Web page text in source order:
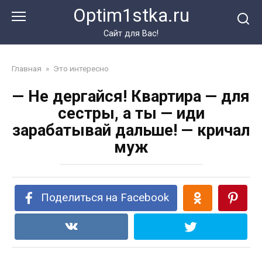
Optim1stka.ru
Сайт для Вас!
Главная » Это интересно
— Не дергайся! Квартира — для
сестры, а ты — иди
зарабатывай дальше! — кричал
муж
Поделиться на Facebook